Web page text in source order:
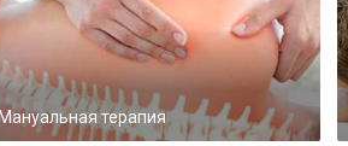
терапия